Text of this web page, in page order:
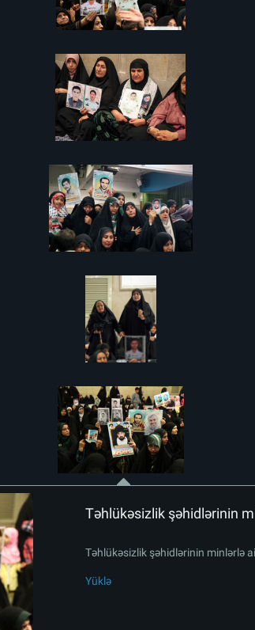
Təhlükəsizlik şəhidlərinin
Təhlükəsizlik şəhidlərinin minlərlə
Yüklə